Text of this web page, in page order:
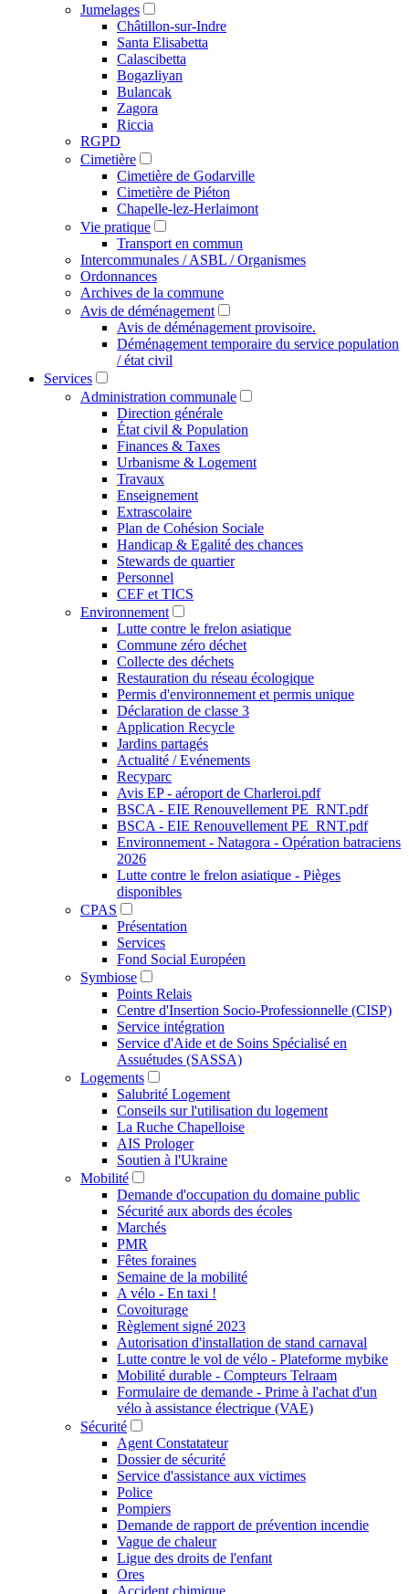
Jumelages
Châtillon-sur-Indre
Santa Elisabetta
Calascibetta
Bogazliyan
Bulancak
Zagora
Riccia
RGPD
Cimetière
Cimetière de Godarville
Cimetière de Piéton
Chapelle-lez-Herlaimont
Vie pratique
Transport en commun
Intercommunales / ASBL / Organismes
Ordonnances
Archives de la commune
Avis de déménagement
Avis de déménagement provisoire.
Déménagement temporaire du service population
/ état civil
Services
Administration communale
Direction générale
État civil & Population
Finances & Taxes
Urbanisme & Logement
Travaux
Enseignement
Extrascolaire
Plan de Cohésion Sociale
Handicap & Egalité des chances
Stewards de quartier
Personnel
CEF et TICS
Environnement
Lutte contre le frelon asiatique
Commune zéro déchet
Collecte des déchets
Restauration du réseau écologique
Permis d'environnement et permis unique
Déclaration de classe 3
Application Recycle
Jardins partagés
Actualité / Evénements
Recyparc
Avis EP - aéroport de Charleroi.pdf
BSCA - EIE Renouvellement PE_RNT.pdf
BSCA - EIE Renouvellement PE_RNT.pdf
Environnement - Natagora - Opération batraciens
2026
Lutte contre le frelon asiatique - Pièges
disponibles
CPAS
Présentation
Services
Fond Social Européen
Symbiose
Points Relais
Centre d'Insertion Socio-Professionnelle (CISP)
Service intégration
Service d'Aide et de Soins Spécialisé en
Assuétudes (SASSA)
Logements
Salubrité Logement
Conseils sur l'utilisation du logement
La Ruche Chapelloise
AIS Prologer
Soutien à l'Ukraine
Mobilité
Demande d'occupation du domaine public
Sécurité aux abords des écoles
Marchés
PMR
Fêtes foraines
Semaine de la mobilité
A vélo - En taxi !
Covoiturage
Règlement signé 2023
Autorisation d'installation de stand carnaval
Lutte contre le vol de vélo - Plateforme mybike
Mobilité durable - Compteurs Telraam
Formulaire de demande - Prime à l'achat d'un
vélo à assistance électrique (VAE)
Sécurité
Agent Constatateur
Dossier de sécurité
Service d'assistance aux victimes
Police
Pompiers
Demande de rapport de prévention incendie
Vague de chaleur
Ligue des droits de l'enfant
Ores
Accident chimique